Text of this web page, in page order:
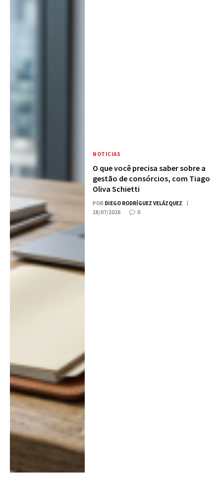
NOTICIAS
O que você precisa saber sobre a
gestão de consórcios, com Tiago
Oliva Schietti
POR DIEGO RODRÍGUEZ VELÁZQUEZ
28/07/2026
0